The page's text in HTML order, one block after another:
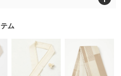
ム